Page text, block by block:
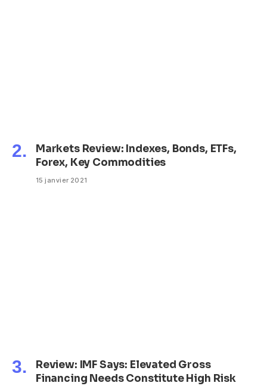
Markets Review: Indexes, Bonds, ETFs,
Forex, Key Commodities
15 janvier 2021
Review: IMF Says: Elevated Gross
Financing Needs Constitute High Risk